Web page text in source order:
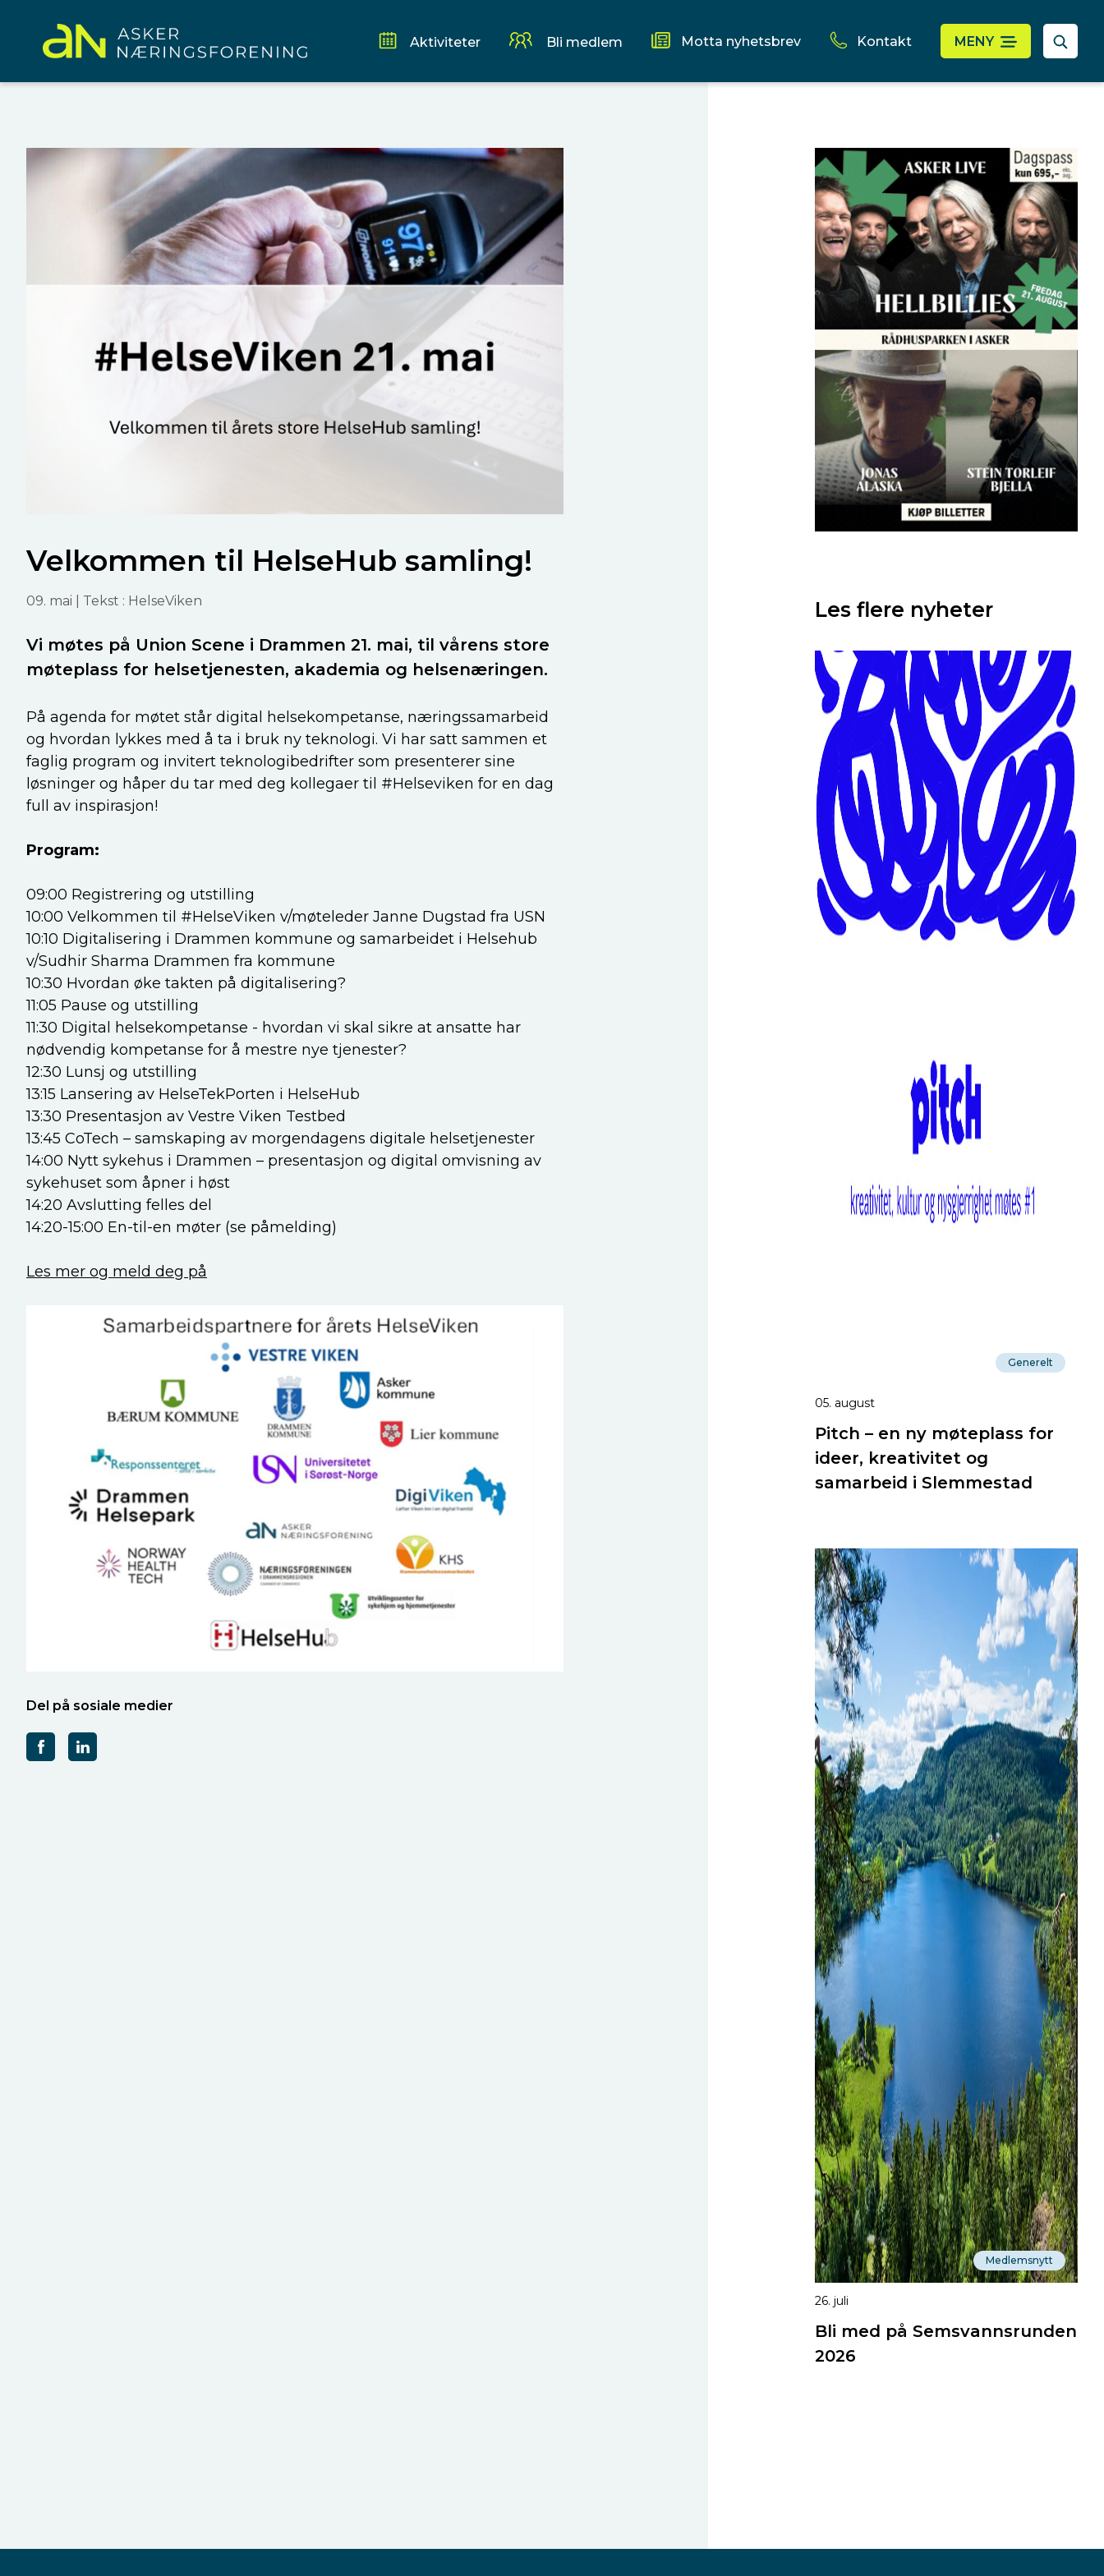
Aktiviteter Bli medlem Motta nyhetsbrev Kontakt MENY
Velkommen til HelseHub samling!
09. mai | Tekst : HelseViken
Vi møtes på Union Scene i Drammen 21. mai, til vårens store
møteplass for helsetjenesten, akademia og helsenæringen.
På agenda for møtet står digital helsekompetanse, næringssamarbeid
og hvordan lykkes med å ta i bruk ny teknologi. Vi har satt sammen et
faglig program og invitert teknologibedrifter som presenterer sine
løsninger og håper du tar med deg kollegaer til #Helseviken for en dag
full av inspirasjon!
Program:
09:00 Registrering og utstilling
10:00 Velkommen til #HelseViken v/møteleder Janne Dugstad fra USN
10:10 Digitalisering i Drammen kommune og samarbeidet i Helsehub
v/Sudhir Sharma Drammen fra kommune
10:30 Hvordan øke takten på digitalisering?
11:05 Pause og utstilling
11:30 Digital helsekompetanse - hvordan vi skal sikre at ansatte har
nødvendig kompetanse for å mestre nye tjenester?
12:30 Lunsj og utstilling
13:15 Lansering av HelseTekPorten i HelseHub
13:30 Presentasjon av Vestre Viken Testbed
13:45 CoTech – samskaping av morgendagens digitale helsetjenester
14:00 Nytt sykehus i Drammen – presentasjon og digital omvisning av
sykehuset som åpner i høst
14:20 Avslutting felles del
14:20-15:00 En-til-en møter (se påmelding)
Les mer og meld deg på
Del på sosiale medier
Les flere nyheter
Generelt
05. august
Pitch – en ny møteplass for
ideer, kreativitet og
samarbeid i Slemmestad
Medlemsnytt
26. juli
Bli med på Semsvannsrunden
2026